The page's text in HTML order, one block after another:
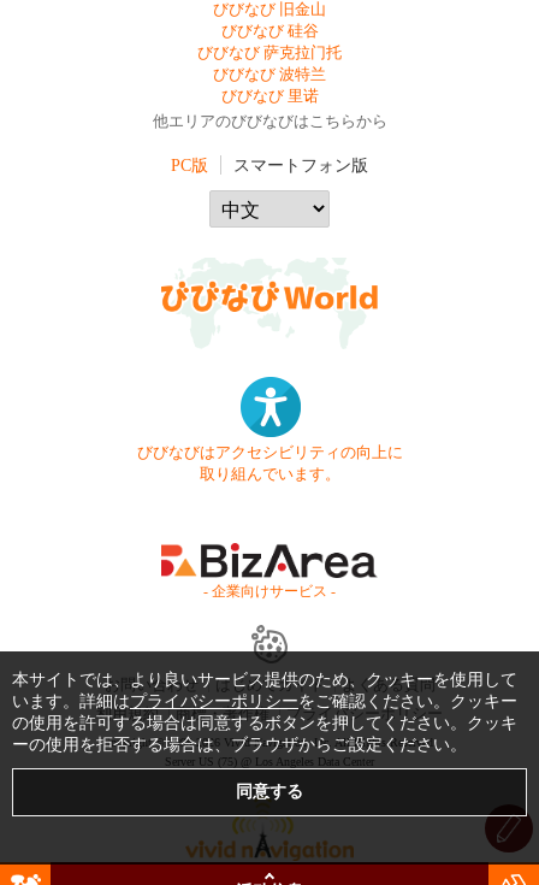
びびなび 旧金山
びびなび 硅谷
びびなび 萨克拉门托
びびなび 波特兰
びびなび 里诺
他エリアのびびなびはこちらから
PC版 スマートフォン版
びびなびはアクセシビリティの向上に
取り組んでいます。
- 企業向けサービス -
お問い合わせ はじめてガイド
よくある質問
利用規約
商標・著作権 プライバシーポリシー
Copyright © 1999-2026 Vivid Navigation, Inc. All Rights Reserved.
Server US (75) @ Los Angeles Data Center
本サイトでは、より良いサービス提供のため、クッキーを使用して
います。詳細はプライバシーポリシーをご確認ください。クッキー
の使用を許可する場合は同意するボタンを押してください。クッキ
ーの使用を拒否する場合は、ブラウザからご設定ください。